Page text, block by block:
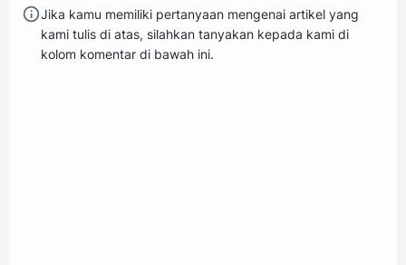
Jika kamu memiliki pertanyaan mengenai artikel yang
kami tulis di atas, silahkan tanyakan kepada kami di
kolom komentar di bawah ini.